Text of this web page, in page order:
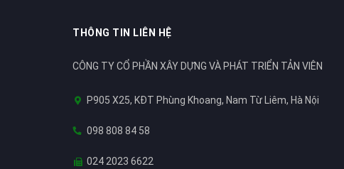
THÔNG TIN LIÊN HỆ
CÔNG TY CỔ PHẦN XÂY DỰNG VÀ PHÁT TRIỂN TẢN VIÊN
P905 X25, KĐT Phùng Khoang, Nam Từ Liêm, Hà Nội
098 808 84 58
024 2023 6622